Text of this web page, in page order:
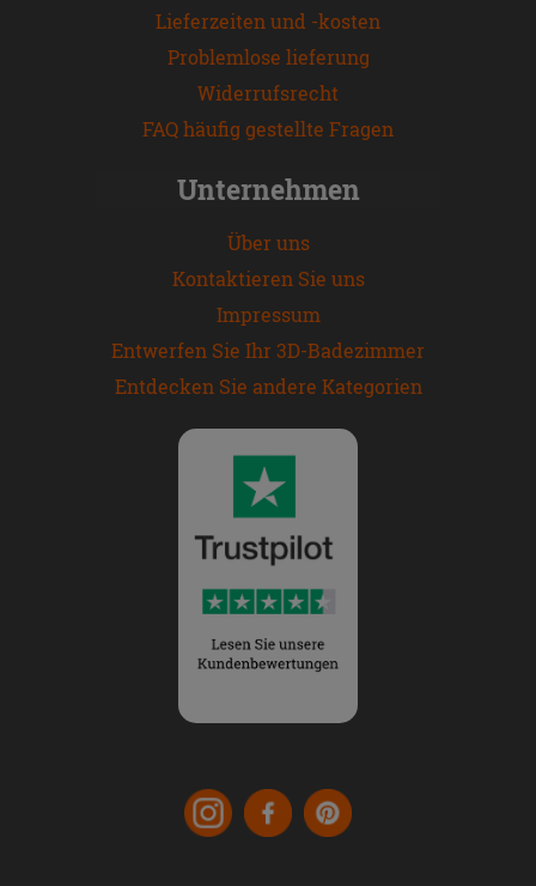
Lieferzeiten und -kosten
Problemlose lieferung
Widerrufsrecht
FAQ häufig gestellte Fragen
Unternehmen
Über uns
Kontaktieren Sie uns
Impressum
Entwerfen Sie Ihr 3D-Badezimmer
Entdecken Sie andere Kategorien